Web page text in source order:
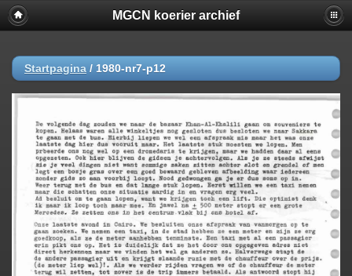
MGCN koerier archief
Startpagina / 1980-nr7-p12